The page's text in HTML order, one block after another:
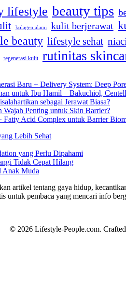
lifestyle beauty tips
kolagen alami kulit berjerawat
beauty lifestyle sehat
regenerasi kulit rutinitas
Baru + Delivery System: Deep
untuk Ibu Hamil – Bakuchiol,
sebagai Jerawat Biasa?
Penting untuk Skin Barrier?
Acid Complex untuk Barrier
Lebih Sehat
yang Perlu Dipahami
Tidak Cepat Hilang
Anak Muda
artikel tentang gaya hidup,
untuk pembaca yang mencari info
© 2026 Lifestyle-People.com.